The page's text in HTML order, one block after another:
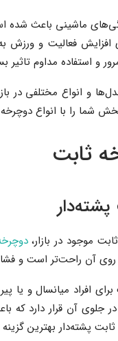
ماشینی باعث شده
فعالیت و ورزش
و استفاده مداوم
و انواع مختلفی در
شما را با انواع
ثابت
موجود در بازار،
آن راحت‌تر است و
افراد میانسال و یا
جلوی آن قرار دارد که
پشته‌دار بهترین